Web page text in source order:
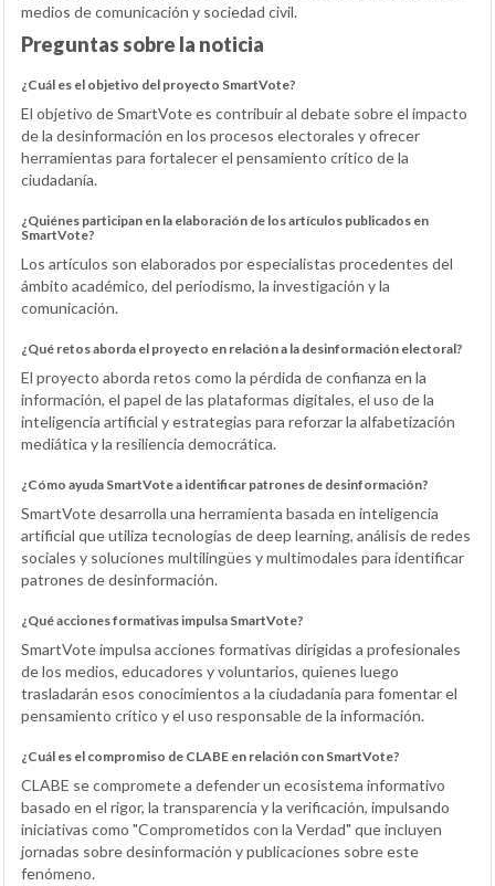
medios de comunicación y sociedad civil.
Preguntas sobre la noticia
¿Cuál es el objetivo del proyecto SmartVote?
El objetivo de SmartVote es contribuir al debate sobre el impacto
de la desinformación en los procesos electorales y ofrecer
herramientas para fortalecer el pensamiento crítico de la
ciudadanía.
¿Quiénes participan en la elaboración de los artículos publicados en
SmartVote?
Los artículos son elaborados por especialistas procedentes del
ámbito académico, del periodismo, la investigación y la
comunicación.
¿Qué retos aborda el proyecto en relación a la desinformación electoral?
El proyecto aborda retos como la pérdida de confianza en la
información, el papel de las plataformas digitales, el uso de la
inteligencia artificial y estrategias para reforzar la alfabetización
mediática y la resiliencia democrática.
¿Cómo ayuda SmartVote a identificar patrones de desinformación?
SmartVote desarrolla una herramienta basada en inteligencia
artificial que utiliza tecnologías de deep learning, análisis de redes
sociales y soluciones multilingües y multimodales para identificar
patrones de desinformación.
¿Qué acciones formativas impulsa SmartVote?
SmartVote impulsa acciones formativas dirigidas a profesionales
de los medios, educadores y voluntarios, quienes luego
trasladarán esos conocimientos a la ciudadanía para fomentar el
pensamiento crítico y el uso responsable de la información.
¿Cuál es el compromiso de CLABE en relación con SmartVote?
CLABE se compromete a defender un ecosistema informativo
basado en el rigor, la transparencia y la verificación, impulsando
iniciativas como "Comprometidos con la Verdad" que incluyen
jornadas sobre desinformación y publicaciones sobre este
fenómeno.